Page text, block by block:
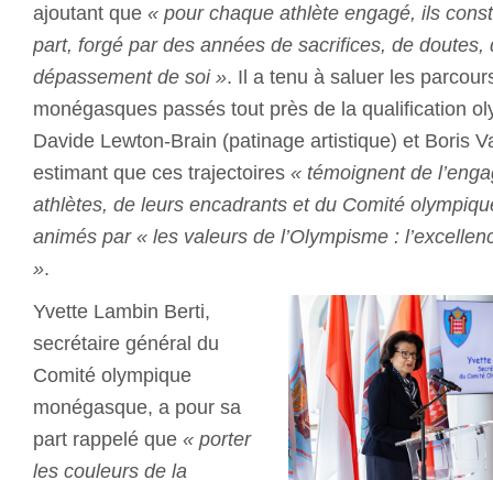
ajoutant que « pour chaque athlète engagé, ils
part, forgé par des années de sacrifices, de doutes,
dépassement de soi ». Il a tenu à saluer les
monégasques passés tout près de la qualification
Davide Lewton-Brain (patinage artistique) et Boris
estimant que ces trajectoires « témoignent de
athlètes, de leurs encadrants et du Comité
animés par « les valeurs de l’Olympisme :
».
Yvette Lambin Berti,
secrétaire général du
Comité olympique
monégasque, a pour sa
part rappelé que « porter
les couleurs de la